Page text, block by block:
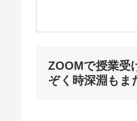
ZOOMで授業
ぞく時深淵もま